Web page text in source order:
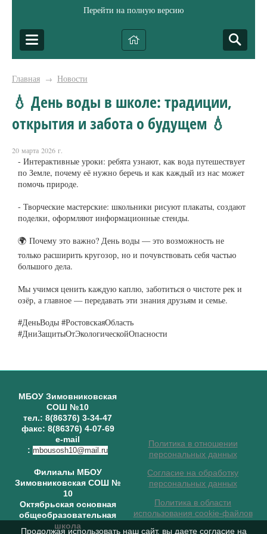
Перейти на полную версию
Главная → Новости
💧 День воды в школе: традиции,
открытия и забота о будущем 💧
20 марта 2026 г.
- Интерактивные уроки: ребята узнают, как вода путешествует
по Земле, почему её нужно беречь и как каждый из нас может
помочь природе.
- Творческие мастерские: школьники рисуют плакаты, создают
поделки, оформляют информационные стенды.
🌍 Почему это важно? День воды — это возможность не
только расширить кругозор, но и почувствовать себя частью
большого дела.
Мы учимся ценить каждую каплю, заботиться о чистоте рек и
озёр, а главное — передавать эти знания друзьям и семье.
#ДеньВоды #РостовскаяОбласть
#ДниЗащитыОтЭкологическойОпасности
МБОУ Зимовниковская
СОШ №10
тел.: 8(86376) 3-34-47
факс: 8(86376) 4-07-69
e-mail
: mbousosh10@mail.ru
Филиалы МБОУ
Зимовниковская СОШ №
10
Октябрьская основная
общеобразовательная
школа
Политика в отношении
персональных данных
Согласие на обработку
персональных данных
Политика в области
использования cookie-файлов
Продолжая использовать наш сайт, вы даете согласие на